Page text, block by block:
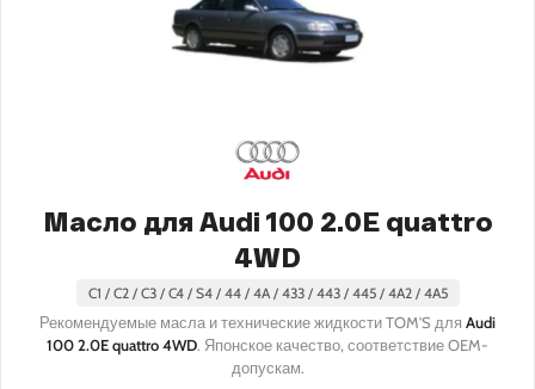
Масло для Audi 100 2.0E quattro
4WD
C1 / C2 / C3 / C4 / S4 / 44 / 4A / 433 / 443 / 445 / 4A2 / 4A5
Рекомендуемые масла и технические жидкости TOM'S для Audi
100 2.0E quattro 4WD. Японское качество, соответствие OEM-
допускам.